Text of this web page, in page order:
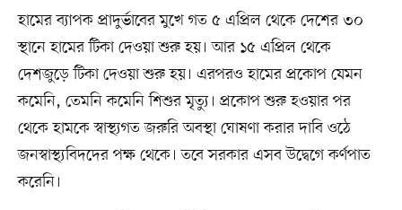
হামের ব্যাপক প্রাদুর্ভাবের মুখে গত ৫ এপ্রিল থেকে দেশের ৩০
স্থানে হামের টিকা দেওয়া শুরু হয়। আর ১৫ এপ্রিল থেকে
দেশজুড়ে টিকা দেওয়া শুরু হয়। এরপরও হামের প্রকোপ যেমন
কমেনি, তেমনি কমেনি শিশুর মৃত্যু। প্রকোপ শুরু হওয়ার পর
থেকে হামকে স্বাস্থ্যগত জরুরি অবস্থা ঘোষণা করার দাবি ওঠে
জনস্বাস্থ্যবিদদের পক্ষ থেকে। তবে সরকার এসব উদ্বেগে কর্ণপাত
করেনি।